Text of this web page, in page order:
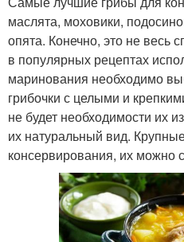
маслята, моховики,
опята. Конечно, это не весь
в популярных рецептах
маринования необходимо
грибочки с целыми и
не будет необходимости их
их натуральный вид.
консервирования, их можно